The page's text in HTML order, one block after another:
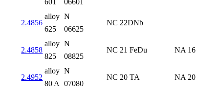
2.4856
alloy
625
N
06625
NC 22DNb
2.4858
alloy
825
N
08825
NC 21 FeDu NA 16
2.4952
alloy
80 A
N
07080
NC 20 TA NA 20